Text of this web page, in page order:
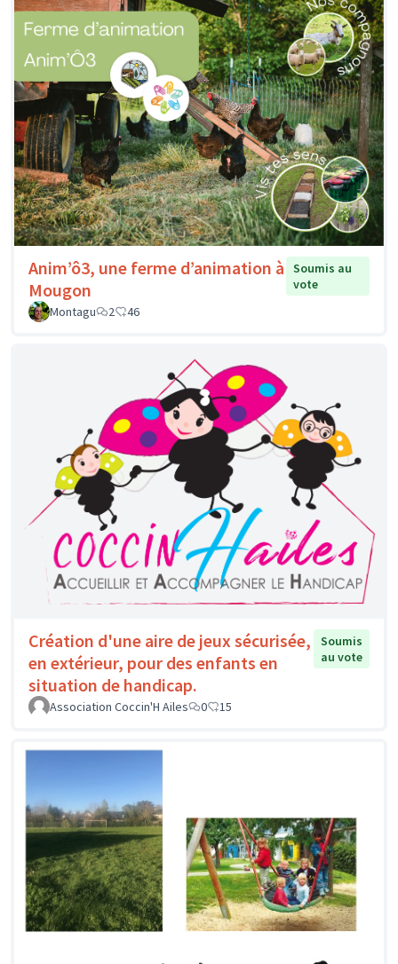
Anim’ô3, une ferme d’animation à
Mougon
Soumis au
vote
Montagu
2 46
Création d'une aire de jeux sécurisée,
en extérieur, pour des enfants en
situation de handicap.
Soumis
au vote
Association Coccin'H Ailes 0 15